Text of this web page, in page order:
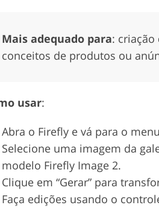
Mais adequado para: criação
conceitos de produtos ou
usar:
Abra o Firefly e vá para o
Selecione uma imagem da
modelo Firefly Image 2.
Clique em “Gerar” para
Faça edições usando o